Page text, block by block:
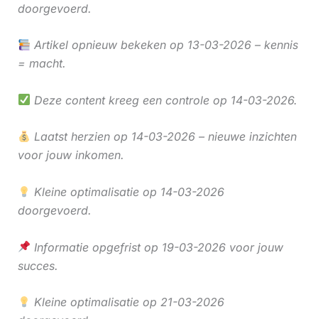
doorgevoerd.
Artikel opnieuw bekeken op 13-03-2026 – kennis
= macht.
Deze content kreeg een controle op 14-03-2026.
Laatst herzien op 14-03-2026 – nieuwe inzichten
voor jouw inkomen.
Kleine optimalisatie op 14-03-2026
doorgevoerd.
Informatie opgefrist op 19-03-2026 voor jouw
succes.
Kleine optimalisatie op 21-03-2026